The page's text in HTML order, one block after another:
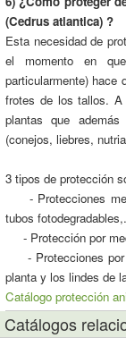
(Cedrus atlantica) ?
Esta necesidad de
el momento en
particularmente) hace
frotes de los tallos. A
plantas que
(conejos, liebres,
3 tipos de protección
- Protecciones
tubos
- Protección por
- Protecciones por
planta y los lindes de
Catálogo protección
Catálogos